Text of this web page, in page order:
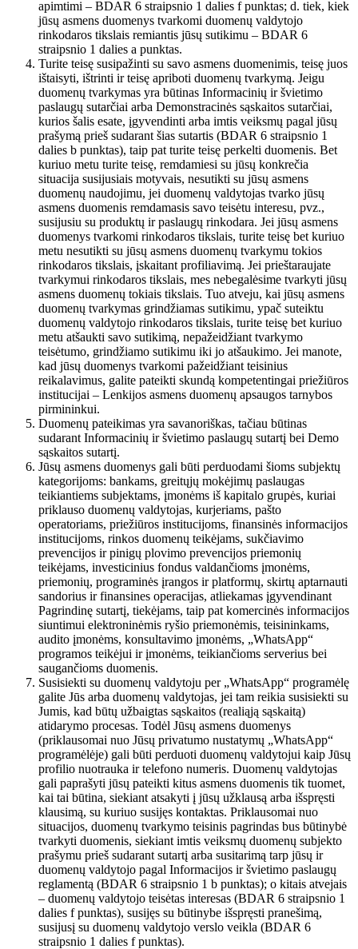
apimtimi – BDAR 6 straipsnio 1 dalies f punktas; d. tiek, kiek
jūsų asmens duomenys tvarkomi duomenų valdytojo
rinkodaros tikslais remiantis jūsų sutikimu – BDAR 6
straipsnio 1 dalies a punktas.
Turite teisę susipažinti su savo asmens duomenimis, teisę juos
ištaisyti, ištrinti ir teisę apriboti duomenų tvarkymą. Jeigu
duomenų tvarkymas yra būtinas Informacinių ir švietimo
paslaugų sutarčiai arba Demonstracinės sąskaitos sutarčiai,
kurios šalis esate, įgyvendinti arba imtis veiksmų pagal jūsų
prašymą prieš sudarant šias sutartis (BDAR 6 straipsnio 1
dalies b punktas), taip pat turite teisę perkelti duomenis. Bet
kuriuo metu turite teisę, remdamiesi su jūsų konkrečia
situacija susijusiais motyvais, nesutikti su jūsų asmens
duomenų naudojimu, jei duomenų valdytojas tvarko jūsų
asmens duomenis remdamasis savo teisėtu interesu, pvz.,
susijusiu su produktų ir paslaugų rinkodara. Jei jūsų asmens
duomenys tvarkomi rinkodaros tikslais, turite teisę bet kuriuo
metu nesutikti su jūsų asmens duomenų tvarkymu tokios
rinkodaros tikslais, įskaitant profiliavimą. Jei prieštaraujate
tvarkymui rinkodaros tikslais, mes nebegalėsime tvarkyti jūsų
asmens duomenų tokiais tikslais. Tuo atveju, kai jūsų asmens
duomenų tvarkymas grindžiamas sutikimu, ypač suteiktu
duomenų valdytojo rinkodaros tikslais, turite teisę bet kuriuo
metu atšaukti savo sutikimą, nepažeidžiant tvarkymo
teisėtumo, grindžiamo sutikimu iki jo atšaukimo. Jei manote,
kad jūsų duomenys tvarkomi pažeidžiant teisinius
reikalavimus, galite pateikti skundą kompetentingai priežiūros
institucijai – Lenkijos asmens duomenų apsaugos tarnybos
pirmininkui.
Duomenų pateikimas yra savanoriškas, tačiau būtinas
sudarant Informacinių ir švietimo paslaugų sutartį bei Demo
sąskaitos sutartį.
Jūsų asmens duomenys gali būti perduodami šioms subjektų
kategorijoms: bankams, greitųjų mokėjimų paslaugas
teikiantiems subjektams, įmonėms iš kapitalo grupės, kuriai
priklauso duomenų valdytojas, kurjeriams, pašto
operatoriams, priežiūros institucijoms, finansinės informacijos
institucijoms, rinkos duomenų teikėjams, sukčiavimo
prevencijos ir pinigų plovimo prevencijos priemonių
teikėjams, investicinius fondus valdančioms įmonėms,
priemonių, programinės įrangos ir platformų, skirtų aptarnauti
sandorius ir finansines operacijas, atliekamas įgyvendinant
Pagrindinę sutartį, tiekėjams, taip pat komercinės informacijos
siuntimui elektroninėmis ryšio priemonėmis, teisininkams,
audito įmonėms, konsultavimo įmonėms, „WhatsApp“
programos teikėjui ir įmonėms, teikiančioms serverius bei
saugančioms duomenis.
Susisiekti su duomenų valdytoju per „WhatsApp“ programėlę
galite Jūs arba duomenų valdytojas, jei tam reikia susisiekti su
Jumis, kad būtų užbaigtas sąskaitos (realiąją sąskaitą)
atidarymo procesas. Todėl Jūsų asmens duomenys
(priklausomai nuo Jūsų privatumo nustatymų „WhatsApp“
programėlėje) gali būti perduoti duomenų valdytojui kaip Jūsų
profilio nuotrauka ir telefono numeris. Duomenų valdytojas
gali paprašyti jūsų pateikti kitus asmens duomenis tik tuomet,
kai tai būtina, siekiant atsakyti į jūsų užklausą arba išspręsti
klausimą, su kuriuo susijęs kontaktas. Priklausomai nuo
situacijos, duomenų tvarkymo teisinis pagrindas bus būtinybė
tvarkyti duomenis, siekiant imtis veiksmų duomenų subjekto
prašymu prieš sudarant sutartį arba susitarimą tarp jūsų ir
duomenų valdytojo pagal Informacijos ir švietimo paslaugų
reglamentą (BDAR 6 straipsnio 1 b punktas); o kitais atvejais
– duomenų valdytojo teisėtas interesas (BDAR 6 straipsnio 1
dalies f punktas), susijęs su būtinybe išspręsti pranešimą,
susijusį su duomenų valdytojo verslo veikla (BDAR 6
straipsnio 1 dalies f punktas).